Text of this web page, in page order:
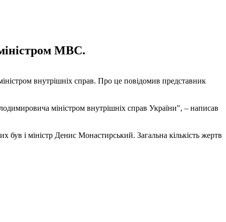
МВС.
внутрішніх справ. Про це повідомив представник
міністром внутрішніх справ України", – написав
був і міністр Денис Монастирський. Загальна кількість жертв